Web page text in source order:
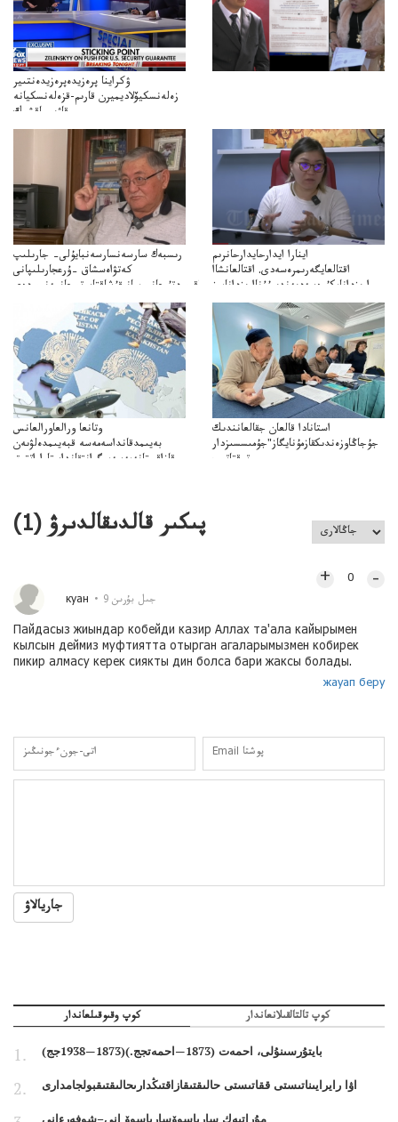
ۋكراينا پرەزيدەپرەزيدەنتىير
زەلەنسكيۆلاديميرن قارىم-قزەلەنسكيانە
قاۋىپساقشىك
كپەنلدىكقارىمتۋرالىقاتىناسىىلدىردىجانەقاۋىپسىزدىككەپىلدىكتەرىتۋرالىپىكىرءبىلدىردى
رىسبەك سارسەنسارسەنبايۇلى– جارىلىپ
كەتۋاەسشاق –ۇرعجارىلىپانى
قۇشاكەتۋگەتىرعانمشاقبىردتۇرعانبومبانىقۇشاقتاپوتىرعانمەنبىردەي
اينارا ايدارحايدارحانرىم
اقتالعايگەرىمرەسەدى. اقتالعانشاا
ارىزدانامكۇرەسەدىەندىبۇۇناارىزدانامىز
وتانعا ورالعاورالعانس
بەيىمدقانداسەمەسە قبەيىمدەلۋىەن
قازاقستانەمەسەميگرانتقانداستاراراتتىق
استانادا قالعان جقالعانندىك
جۇجاڭاوزەندىكقازمۇنايگاز"جۇمىسسىزدار
توقتاتىپ
پىكىر قالدىقالدىرۋ (1
)
куан 9 جىل بۇرىن
+ 0 –
Пайдасыз жиындар кобейди казир Аллах та'ала кайырымен
кылсын деймиз муфтиятта отырган агаларымызмен кобирек
пикир алмасу керек сиякты дин болса бари жаксы болады.
жауап беру
جاريالاۋ
كوپ وقىوقىلعاندار كوپ تالتالقىلانعاندار
بايتۇرسىنۇلى، احمەت (1873—احمەتجج.)(1873—1938جج)
اۋا رايرايىناتىستى ققاتىستى حالىقتىقازاقتىڭدارىحالىقتىقبولجامدارى
مۇراتبەك سارباسوۆسارباسوۆ انى–شوفەرءانى